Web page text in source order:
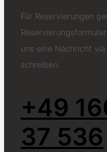
Für Reservierungen
uns eine Nachricht
schreiben.
+49
37 536